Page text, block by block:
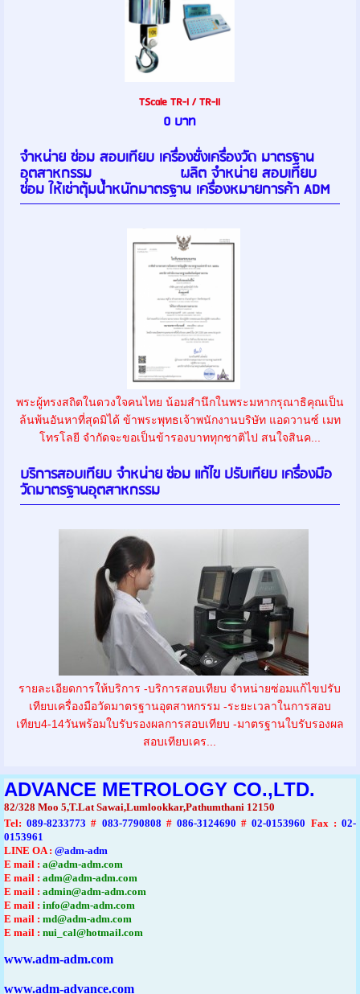
TScale TR-I / TR-II
0 บาท
จำหน่าย ซ่อม สอบเทียบ เครื่องชั่งเครื่องวัด มาตรฐาน
อุตสาหกรรม ผลิต จำหน่าย สอบเทียบ
ซ่อม ให้เช่าตุ้มน้ำหนักมาตรฐาน เครื่องหมายการค้า ADM
พระผู้ทรงสถิตในดวงใจคนไทย น้อมสำนึกในพระมหากรุณาธิคุณเป็น
ล้นพ้นอันหาที่สุดมิได้ ข้าพระพุทธเจ้าพนักงานบริษัท แอดวานซ์ เมท
โทรโลยี จำกัดจะขอเป็นข้ารองบาททุกชาติไป สนใจสินค...
บริการสอบเทียบ จำหน่าย ซ่อม แก้ไข ปรับเทียบ เครื่องมือ
วัดมาตรฐานอุตสาหกรรม
รายละเอียดการให้บริการ -บริการสอบเทียบ จำหน่ายซ่อมแก้ไขปรับ
เทียบเครื่องมือวัดมาตรฐานอุตสาหกรรม -ระยะเวลาในการสอบ
เทียบ4-14วันพร้อมใบรับรองผลการสอบเทียบ -มาตรฐานใบรับรองผล
สอบเทียบเคร...
ADVANCE METROLOGY CO.,LTD.
82/328 Moo 5,T.Lat Sawai,Lumlookkar,Pathumthani 12150
Tel: 089-8233773 # 083-7790808 #086-3124690 #02-0153960 Fax :02-
0153961
LINE OA : @adm-adm
E mail : a@adm-adm.com
E mail : adm@adm-adm.com
E mail : admin@adm-adm.com
E mail : info@adm-adm.com
E mail : md@adm-adm.com
E mail : nui_cal@hotmail.com
www.adm-adm.com
www.adm-advance.com